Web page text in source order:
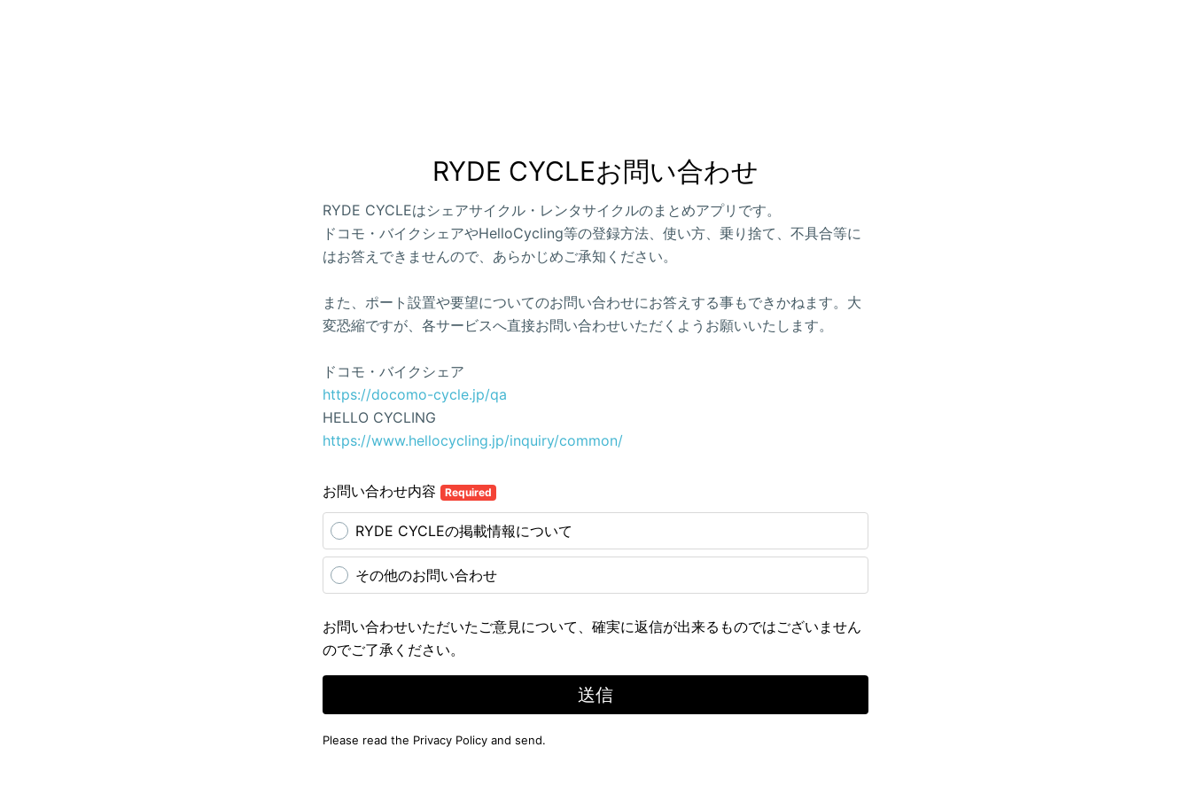
RYDE CYCLEお問い合わせ
RYDE CYCLEはシェアサイクル・レンタサイクルのまとめアプリです。
ドコモ・バイクシェアやHelloCycling等の登録方法、使い方、乗り捨て、不具合等に
はお答えできませんので、あらかじめご承知ください。
また、ポート設置や要望についてのお問い合わせにお答えする事もできかねます。大
変恐縮ですが、各サービスへ直接お問い合わせいただくようお願いいたします。
ドコモ・バイクシェア
https://docomo-cycle.jp/qa
HELLO CYCLING
https://www.hellocycling.jp/inquiry/common/
お問い合わせ内容 Required
RYDE CYCLEの掲載情報について
その他のお問い合わせ
お問い合わせいただいたご意見について、確実に返信が出来るものではございません
のでご了承ください。
送信
Please read the Privacy Policy and send.